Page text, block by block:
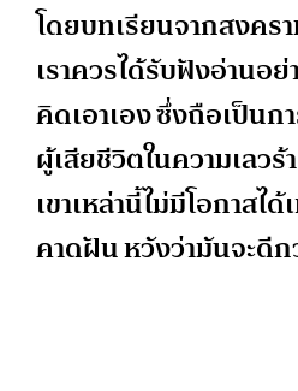
โดยบทเรียนจากสงคร
เราควรได้รับฟังอ่านอ
คิดเอาเอง ซึ่งถือเป็น
ผู้เสียชีวิตในความเลว
เขาเหล่านี้ไม่มีโอกาสไ
คาดฝัน หวังว่ามันจะดีก